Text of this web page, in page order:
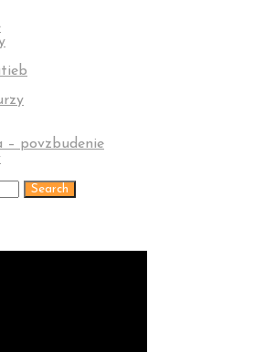
– povzbudenie